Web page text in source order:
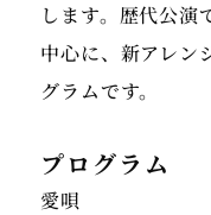
します。歴代公演
中心に、新アレン
グラムです。
プログラム
愛唄